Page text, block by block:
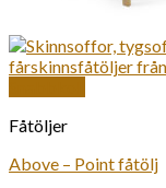
Fåtöljer
Above – Point fåtölj